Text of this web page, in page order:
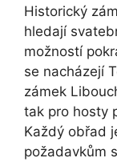
Historický
hledají
možností
se nacházejí
zámek
tak pro hosty
Každý obřad
požadavkům